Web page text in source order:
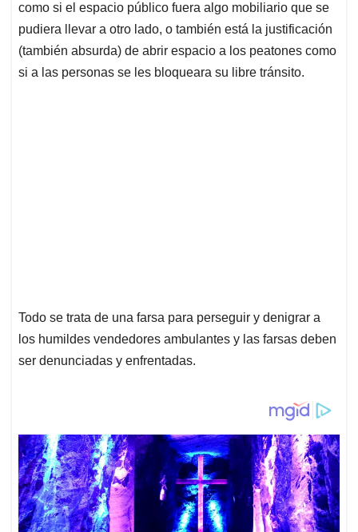
como si el espacio público fuera algo mobiliario que se
pudiera llevar a otro lado, o también está la justificación
(también absurda) de abrir espacio a los peatones como
si a las personas se les bloqueara su libre tránsito.
Todo se trata de una farsa para perseguir y denigrar a
los humildes vendedores ambulantes y las farsas deben
ser denunciadas y enfrentadas.